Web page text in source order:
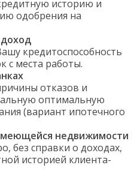
историю и
одобрения на
кредитоспособность
с места работы.
отказов и
оптимальную
(вариант ипотечного
недвижимости
без справки о доходах,
историей клиента-